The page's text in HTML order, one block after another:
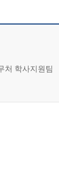
처 학사지원팀